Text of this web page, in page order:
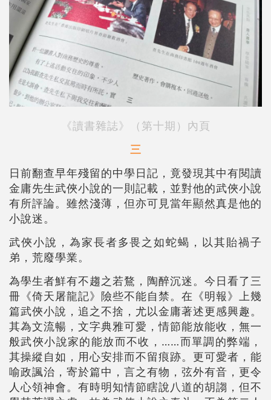
《讀書雜誌》（第十期）內頁
三
日前翻查早年殘留的中學日記，竟發現其中有閱讀
金庸先生武俠小說的一則記載，並對他的武俠小說
有所評論。雖然淺薄，但亦可見當年顯然真是他的
小說迷。
武俠小說，為家長者多畏之如蛇蝎，以其貽禍子
弟，荒廢學業。
為學生者鮮有不趨之若鶩，陶醉沉迷。今日看了三
冊《倚天屠龍記》險些不能自禁。在《明報》上幾
篇武俠小說，追之不捨，尤以金庸著述更感興趣。
其為文流暢，文字典雅可愛，情節能放能收，無一
般武俠小說家的能放而不收，……而單調的弊端，
其操縱自如，用心安排而不留痕跡。更可愛者，能
喻政諷治，寄於篇中，言之有物，弦外有音，更令
人心領神會。有時明知情節瞎說八道的胡謅，但不